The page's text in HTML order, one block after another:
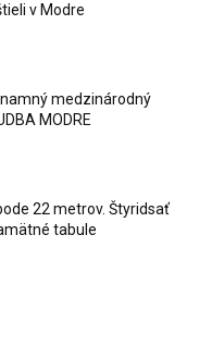
v Modre
medzinárodný
MODRE
22 metrov. Štyridsať
tabule